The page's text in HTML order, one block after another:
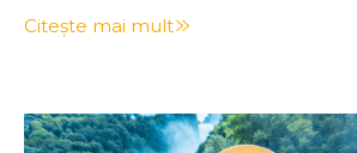
noi suntem și eroul, și victima, și
salvatorul. Se spune: „Dacă ai
Citește mai mult